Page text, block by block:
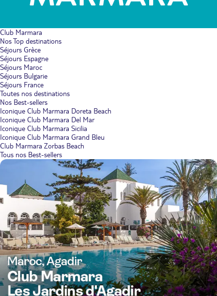
Club Marmara
Nos Top destinations
Séjours Grèce
Séjours Espagne
Séjours Maroc
Séjours Bulgarie
Séjours France
Toutes nos destinations
Nos Best-sellers
Iconique Club Marmara Doreta Beach
Iconique Club Marmara Del Mar
Iconique Club Marmara Sicilia
Iconique Club Marmara Grand Bleu
Club Marmara Zorbas Beach
Tous nos Best-sellers